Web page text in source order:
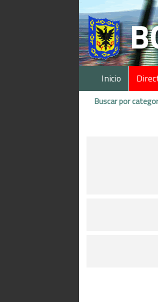
Inicio
Buscar por